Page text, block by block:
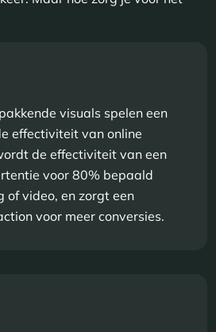
visuals spelen een
effectiviteit van online
de effectiviteit van een
voor 80% bepaald
of video, en zorgt een
voor meer conversies.